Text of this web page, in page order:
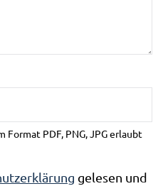
Format PDF, PNG, JPG erlaubt
gelesen und